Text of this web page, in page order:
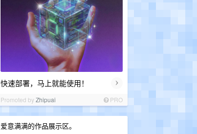
快速部署，马上就能使用！ ›
Promoted byZhipuai PRO
爱意满满的作品展示区。